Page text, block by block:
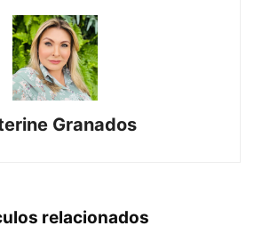
Granados
relacionados